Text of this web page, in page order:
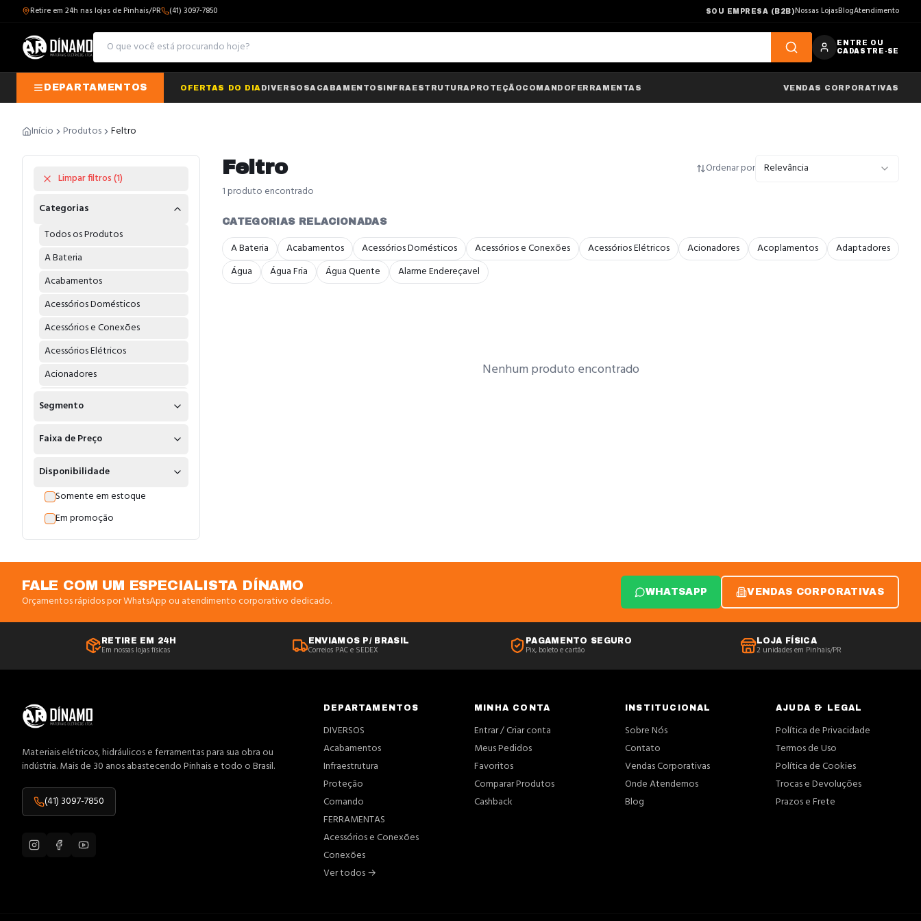
Retire em 24h nas lojas de Pinhais/PR (41) 3097-7850 SOU EMPRESA (B2B)Nossas LojasBlogAtendimento
ENTRE OU
CADASTRE-SE
DEPARTAMENTOS OFERTAS DO DIA DIVERSOSACABAMENTOSINFRAESTRUTURA PROTEÇÃOCOMANDOFERRAMENTAS VENDAS CORPORATIVAS
Início Produtos Feltro
Limpar filtros (1)
Categorias
Todos os Produtos
A Bateria
Acabamentos
Acessórios Domésticos
Acessórios e Conexões
Acessórios Elétricos
Acionadores
Água
Água Fria
Água Quente
Alarme Endereçavel
Alicates
Amperimetros
Amplificadores
Anel
Arame
Arco Serra
Área Externa
Atuadores
Bandeja
Banheiro
Segmento
Faixa de Preço
Disponibilidade
Somente em estoque
Em promoção
Feltro
1produto encontrado
Ordenar por Relevância
CATEGORIAS RELACIONADAS
A Bateria Acabamentos Acessórios Domésticos Acessórios e Conexões Acessórios Elétricos Acionadores Acoplamentos
Adaptadores
Água
Água Fria Água Quente Alarme Endereçavel
Nenhum produto encontrado
FALE COM UM ESPECIALISTA DÍNAMO
Orçamentos rápidos por WhatsApp ou atendimento corporativo dedicado.
WHATSAPP VENDAS CORPORATIVAS
RETIRE EM 24H
Em nossas lojas físicas
ENVIAMOS P/ BRASIL
Correios PAC e SEDEX
PAGAMENTO SEGURO
Pix, boleto e cartão
LOJA FÍSICA
2 unidades em Pinhais/PR
Materiais elétricos, hidráulicos e ferramentas para sua obra ou
indústria. Mais de 30 anos abastecendo Pinhais e todo o Brasil.
(41) 3097-7850
DEPARTAMENTOS
DIVERSOS
Acabamentos
Infraestrutura
Proteção
Comando
FERRAMENTAS
Acessórios e Conexões
Conexões
Ver todos →
MINHA CONTA
Entrar / Criar conta
Meus Pedidos
Favoritos
Comparar Produtos
Cashback
INSTITUCIONAL
Sobre Nós
Contato
Vendas Corporativas
Onde Atendemos
Blog
AJUDA & LEGAL
Política de Privacidade
Termos de Uso
Política de Cookies
Trocas e Devoluções
Prazos e Frete